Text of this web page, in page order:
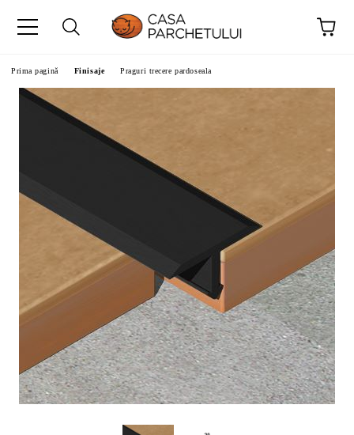
Prima pagină Finisaje Praguri trecere pardoseala